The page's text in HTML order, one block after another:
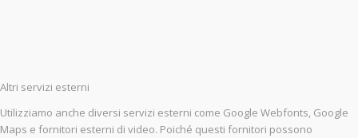
Altri servizi esterni
Utilizziamo anche diversi servizi esterni come Google Webfonts, Google
Maps e fornitori esterni di video. Poiché questi fornitori possono